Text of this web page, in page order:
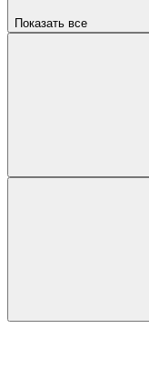
Показать все